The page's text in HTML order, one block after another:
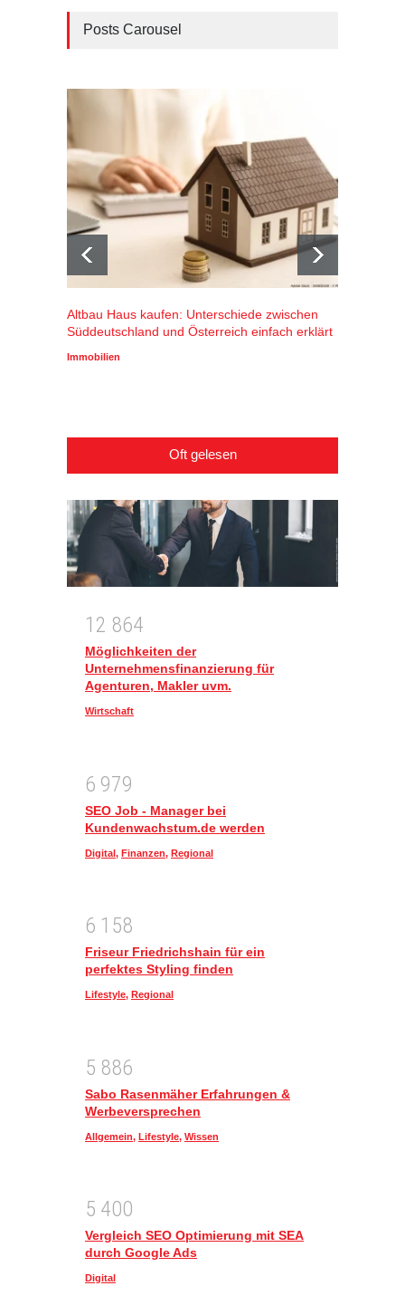
Posts Carousel
Altbau Haus kaufen: Unterschiede zwischen
Süddeutschland und Österreich einfach erklärt
Immobilien
Oft gelesen
1 2 864
Möglichkeiten der
Unternehmensfinanzierung für
Agenturen, Makler uvm.
Wirtschaft
6 979
SEO Job - Manager bei
Kundenwachstum.de werden
Digital, Finanzen, Regional
6 1 58
Friseur Friedrichshain für ein
perfektes Styling finden
Lifestyle, Regional
5 886
Sabo Rasenmäher Erfahrungen &
Werbeversprechen
Allgemein, Lifestyle, Wissen
5 400
Vergleich SEO Optimierung mit SEA
durch Google Ads
Digital